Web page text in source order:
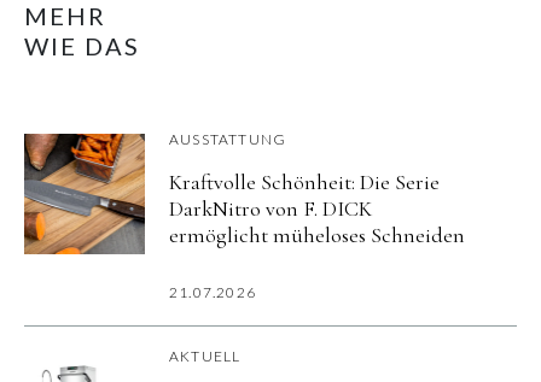
MEHR
WIE DAS
AUSSTATTUNG
Kraftvolle Schönheit: Die Serie
DarkNitro von F. DICK
ermöglicht müheloses Schneiden
21.07.2026
AKTUELL